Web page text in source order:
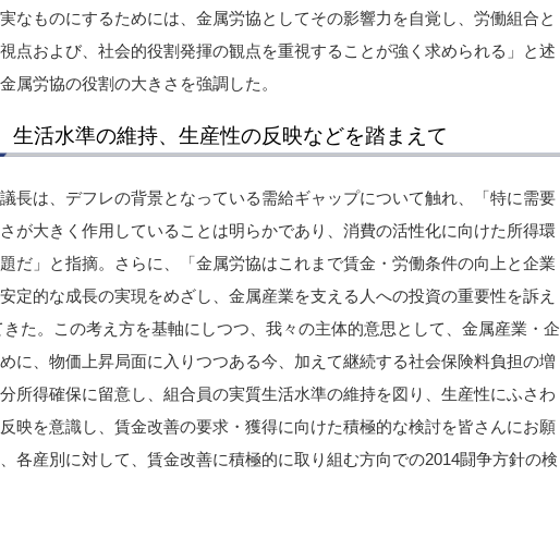
なものにするためには、金属労協としてその影響力を自覚し、労働組合と
点および、社会的役割発揮の観点を重視することが強く求められる」と述
属労協の役割の大きさを強調した。
生活水準の維持、生産性の反映などを踏まえて
長は、デフレの背景となっている需給ギャップについて触れ、「特に需要
が大きく作用していることは明らかであり、消費の活性化に向けた所得環
だ」と指摘。さらに、「金属労協はこれまで賃金・労働条件の向上と企業
定的な成長の実現をめざし、金属産業を支える人への投資の重要性を訴え
た。この考え方を基軸にしつつ、我々の主体的意思として、金属産業・企
に、物価上昇局面に入りつつある今、加えて継続する社会保険料負担の増
所得確保に留意し、組合員の実質生活水準の維持を図り、生産性にふさわ
映を意識し、賃金改善の要求・獲得に向けた積極的な検討を皆さんにお願
各産別に対して、賃金改善に積極的に取り組む方向での2014闘争方針の検